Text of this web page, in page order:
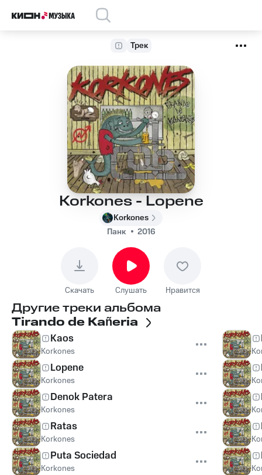
Трек
Korkones - Lopene
Korkones
Панк
2016
Скачать Слушать Нравится
Другие треки альбома
Tirando de Kañeria
Kaos
Korkones
Lopene
Korkones
Denok Patera
Korkones
Ratas
Korkones
Puta Sociedad
Korkones